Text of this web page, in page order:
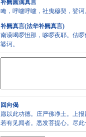
补阙圆满真言
唵，呼嚧呼嚧，社曳穆契，娑诃
补阙真言(法华补阙真言)
南谟喝啰怛那，哆啰夜耶。佉
婆诃。
回向偈
愿以此功德。庄严佛净土。上
若有见闻者。悉发菩提心。尽